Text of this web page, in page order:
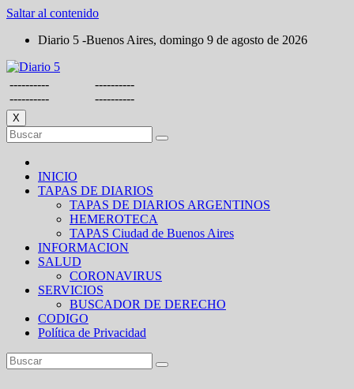
Saltar al contenido
Diario 5 -Buenos Aires, domingo 9 de agosto de 2026
----------
----------
----------
----------
X
INICIO
TAPAS DE DIARIOS
TAPAS DE DIARIOS ARGENTINOS
HEMEROTECA
TAPAS Ciudad de Buenos Aires
INFORMACION
SALUD
CORONAVIRUS
SERVICIOS
BUSCADOR DE DERECHO
CODIGO
Política de Privacidad